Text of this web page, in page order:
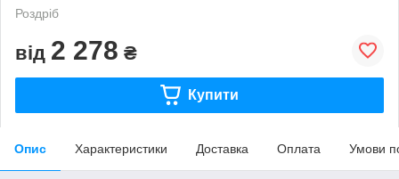
Роздріб
від 2 278 ₴
Купити
Опис Характеристики Доставка Оплата Умови